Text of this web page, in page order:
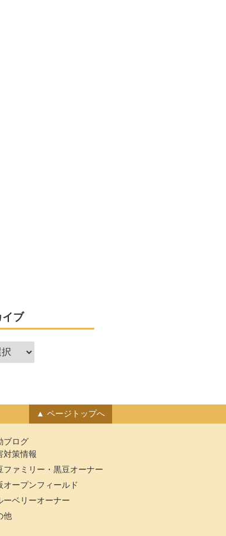
イブ
ページトップへ
ブログ
対策情報
ファミリー・黒豆オーナー
オープンフィールド
ーベリーオーナー
他